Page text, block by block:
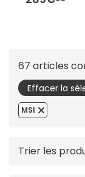
67 articles
Effacer la
MSI
Trier les